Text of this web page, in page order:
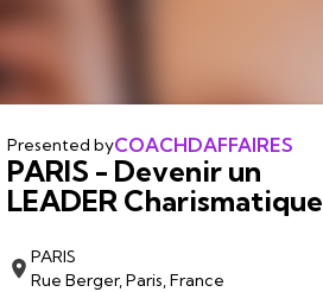
Presented byCOACHDAFFAIRES
PARIS - Devenir un
LEADER Charismatique
PARIS
Rue Berger, Paris, France